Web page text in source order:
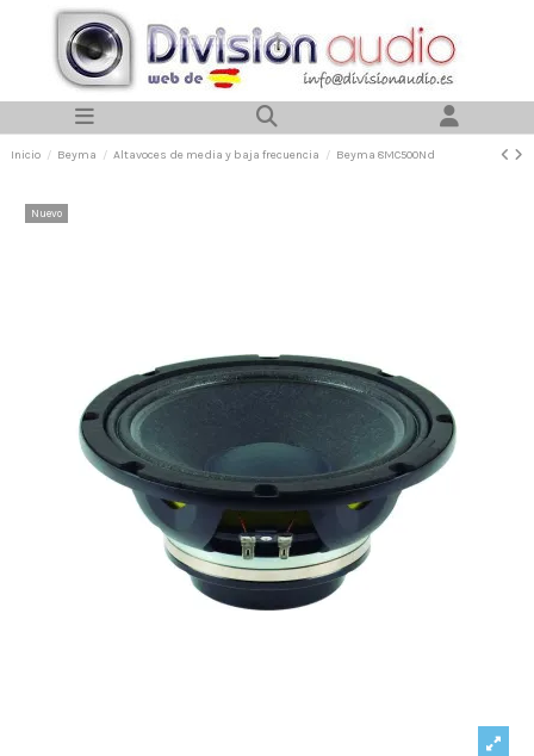
Inicio Beyma Altavoces de media y baja frecuencia Beyma 8MC500Nd
Nuevo